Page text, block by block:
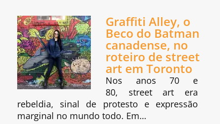
Graffiti Alley, o
Beco do Batman
canadense, no
roteiro de street
art em Toronto
Nos anos 70 e
80, street art era
rebeldia, sinal de protesto e expressão
marginal no mundo todo. Em…